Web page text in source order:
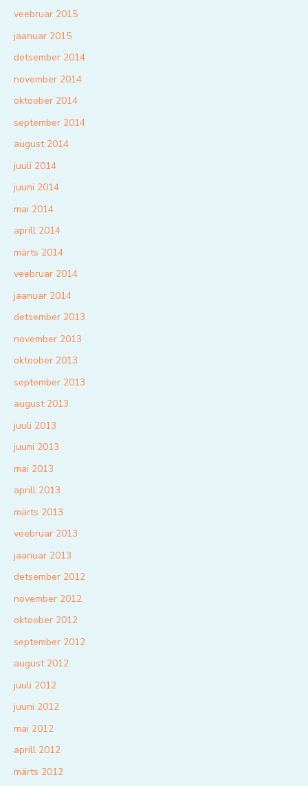
veebruar 2015
jaanuar 2015
detsember 2014
november 2014
oktoober 2014
september 2014
august 2014
juuli 2014
juuni 2014
mai 2014
aprill 2014
märts 2014
veebruar 2014
jaanuar 2014
detsember 2013
november 2013
oktoober 2013
september 2013
august 2013
juuli 2013
juuni 2013
mai 2013
aprill 2013
märts 2013
veebruar 2013
jaanuar 2013
detsember 2012
november 2012
oktoober 2012
september 2012
august 2012
juuli 2012
juuni 2012
mai 2012
aprill 2012
märts 2012